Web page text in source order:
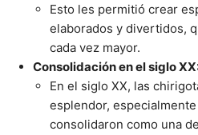
Esto les permitió crear
elaborados y divertidos,
cada vez mayor.
Consolidación en el siglo
En el siglo XX, las
esplendor,
consolidaron como una